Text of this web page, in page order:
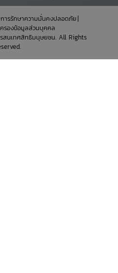
ารรักษาความมั่นคงปลอดภัย
รองข้อมูลส่วนบุคคล
นเทศสิทธิมนุษยชน. All Rights